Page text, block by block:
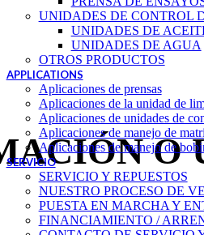
UNIDADES DE CONTROL
UNIDADES DE
UNIDADES DE AGUA
OTROS PRODUCTOS
APPLICATIONS
Aplicaciones de prensas
Aplicaciones de la unidad de
Aplicaciones de unidades de
Aplicaciones de manejo de
Aplicaciones de manejo de
SERVICIO
SERVICIO Y REPUESTOS
NUESTRO PROCESO DE
PUESTA EN MARCHA Y
FINANCIAMIENTO /
O